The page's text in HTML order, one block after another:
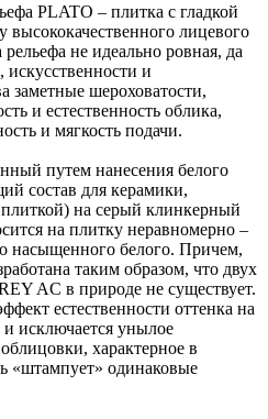
PLATO – плитка с гладкой
высококачественного лицевого
не идеально ровная, да
искусственности и
заметные шероховатости,
и естественность облика,
и мягкость подачи.
путем нанесения белого
состав для керамики,
на серый клинкерный
на плитку неравномерно –
насыщенного белого. Причем,
таким образом, что двух
AС в природе не существует.
естественности оттенка на
исключается унылое
характерное в
«штампует» одинаковые